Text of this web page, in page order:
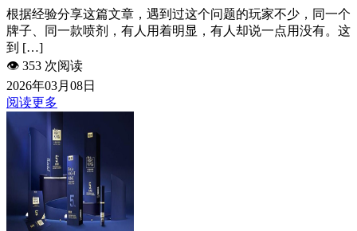
根据经验分享这篇文章，遇到过这个问题的玩家不少，同一个
牌子、同一款喷剂，有人用着明显，有人却说一点用没有。这
到 […]
👁️ 353 次阅读
2026年03月08日
阅读更多